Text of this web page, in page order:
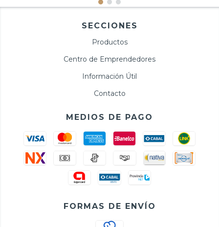
SECCIONES
Productos
Centro de Emprendedores
Información Útil
Contacto
MEDIOS DE PAGO
FORMAS DE ENVÍO